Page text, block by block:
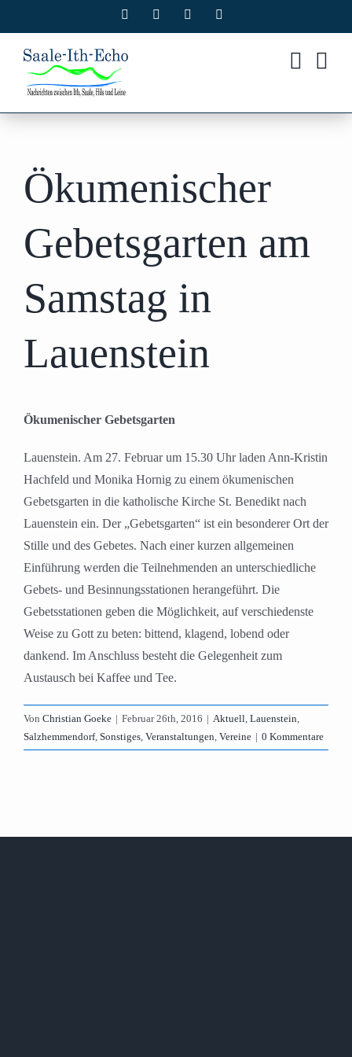
Inhalt
springen
Facebook Instagram
Ökumenischer
Gebetsgarten am
Samstag in
Lauenstein
Ökumenischer Gebetsgarten
Lauenstein. Am 27. Februar um 15.30 Uhr laden Ann-Kristin
Hachfeld und Monika Hornig zu einem ökumenischen
Gebetsgarten in die katholische Kirche St. Benedikt nach
Lauenstein ein. Der „Gebetsgarten“ ist ein besonderer Ort der
Stille und des Gebetes. Nach einer kurzen allgemeinen
Einführung werden die Teilnehmenden an unterschiedliche
Gebets- und Besinnungsstationen herangeführt. Die
Gebetsstationen geben die Möglichkeit, auf verschiedenste
Weise zu Gott zu beten: bittend, klagend, lobend oder
dankend. Im Anschluss besteht die Gelegenheit zum
Austausch bei Kaffee und Tee.
Von Christian Goeke | Februar 26th, 2016 | Aktuell, Lauenstein,
Salzhemmendorf, Sonstiges, Veranstaltungen, Vereine | 0 Kommentare